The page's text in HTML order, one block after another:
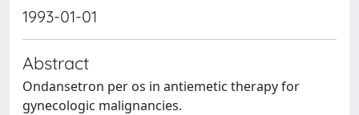
1993-01-01
Abstract
Ondansetron per os in antiemetic therapy for
gynecologic malignancies.